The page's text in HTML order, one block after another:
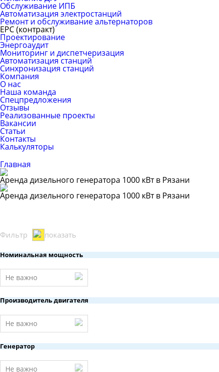
Обслуживание ИПБ
Автоматизация электростанций
Ремонт и обслуживание альтернаторов
ЕРС (контракт)
Проектирование
Энергоаудит
Мониторинг и диспетчеризация
Автоматизация станций
Синхронизация станций
Компания
О нас
Наша команда
Спецпредложения
Отзывы
Реализованные проекты
Вакансии
Статьи
Контакты
Калькуляторы
Главная
Аренда дизельного генератора 1000 кВт в Рязани
Аренда дизельного генератора 1000 кВт в Рязани
Фильтр показать
Номинальная мощность
Не важно
Производитель двигателя
Не важно
Генератор
Не важно